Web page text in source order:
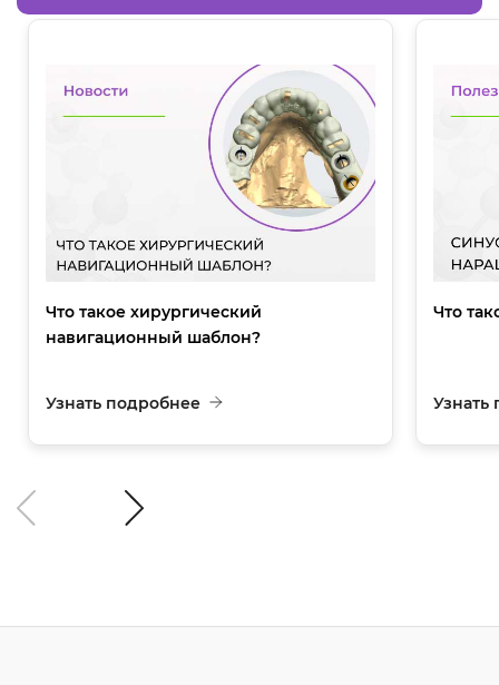
Что такое хирургический
навигационный шаблон?
Узнать подробнее
Что
Узнать